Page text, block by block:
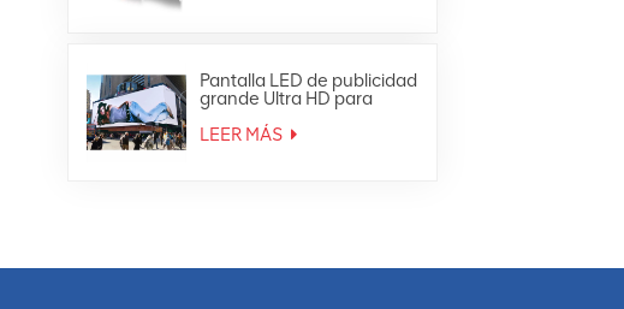
Pantalla LED de publicidad
grande Ultra HD para
exteriores 4K
LEER MÁS